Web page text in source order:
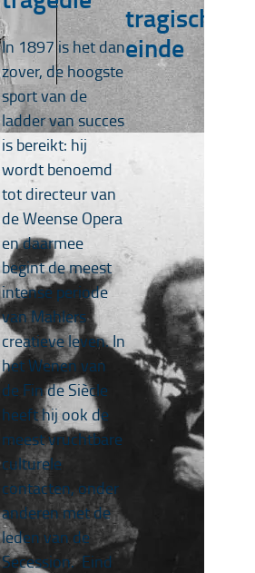
In 1897 is het dan
zover, de hoogste
sport van de
ladder van succes
is bereikt: hij
wordt benoemd
tot directeur van
de Weense Opera
en daarmee
begint de meest
intense periode
van Mahlers
creatieve leven. In
het Wenen van
de Fin de Siècle
heeft hij ook de
meest vruchtbare
culturele
contacten, onder
anderen met de
leden van de
Secession. Eind
tragisch
einde